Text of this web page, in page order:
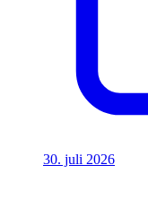
30. juli 2026